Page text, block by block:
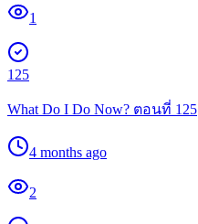
1
125
What Do I Do Now? ตอนที่ 125
4 months ago
2